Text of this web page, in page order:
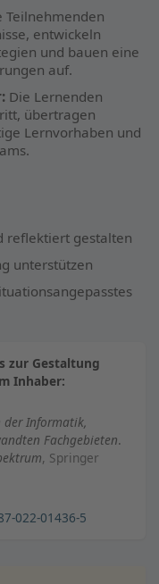
Teilnehmenden
entwickeln
und bauen eine
auf.
Die Lernenden
übertragen
Lernvorhaben und
reflektiert gestalten
unterstützen
zur Gestaltung
Inhaber:
der Informatik,
Fachgebieten.
, Springer
022-01436-5